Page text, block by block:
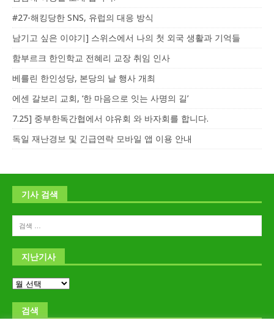
#27-해킹당한 SNS, 유럽의 대응 방식
남기고 싶은 이야기] 스위스에서 나의 첫 외국 생활과 기억들
함부르크 한인학교 전혜리 교장 취임 인사
베를린 한인성당, 본당의 날 행사 개최
에센 갈보리 교회, ‘한 마음으로 잇는 사명의 길’
7.25] 중부한독간협에서 야유회 와 바자회를 합니다.
독일 재난경보 및 긴급연락 모바일 앱 이용 안내
기사 검색
지난기사
검색